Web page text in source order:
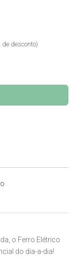
de desconto)
o Ferro Elétrico
do dia-a-dia!